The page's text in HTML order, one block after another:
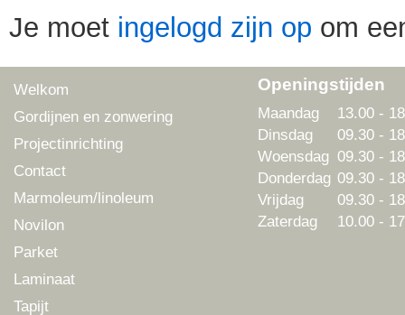
Je moet ingelogd zijn op om
Welkom
Gordijnen en zonwering
Projectinrichting
Contact
Marmoleum/linoleum
Novilon
Parket
Laminaat
Tapijt
Openingstijden
Maandag
Dinsdag
Woensdag
Donderdag
Vrijdag
Zaterdag
13.00 -
09.30 -
09.30 -
09.30 -
09.30 -
10.00 -